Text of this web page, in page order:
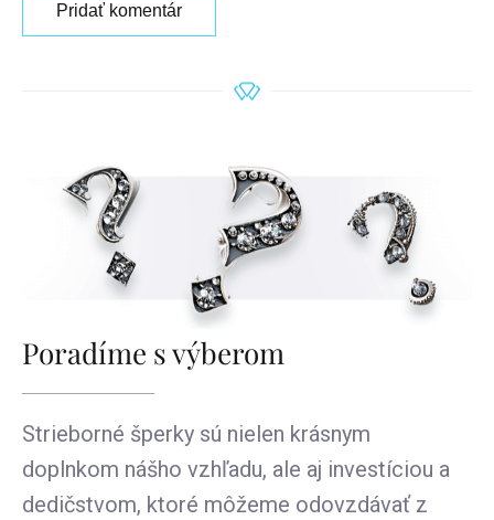
Pridať komentár
Poradíme s výberom
Strieborné šperky sú nielen krásnym
doplnkom nášho vzhľadu, ale aj investíciou a
dedičstvom, ktoré môžeme odovzdávať z